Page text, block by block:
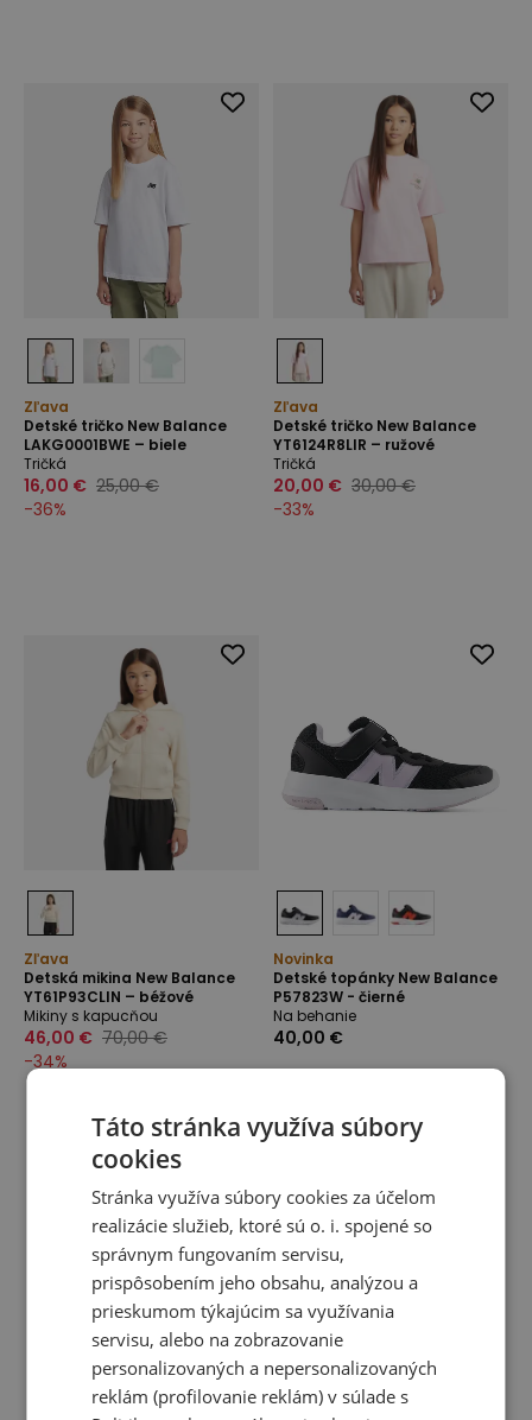
Zľava
Detské tričko New Balance
LAKG0001BWE – biele
Tričká
16,00 € 25,00 €
-36%
Zľava
Detské tričko New Balance
YT6124R8LIR – ružové
Tričká
20,00 € 30,00 €
-33%
Zľava
Detská mikina New Balance
YT61P93CLIN – béžové
Mikiny s kapucňou
46,00 € 70,00 €
-34%
Novinka
Detské topánky New Balance
P57823W - čierné
Na behanie
40,00 €
Táto stránka využíva súbory
cookies
Stránka využíva súbory cookies za účelom
realizácie služieb, ktoré sú o. i. spojené so
správnym fungovaním servisu,
prispôsobením jeho obsahu, analýzou a
prieskumom týkajúcim sa využívania
servisu, alebo na zobrazovanie
personalizovaných a nepersonalizovaných
reklám (profilovanie reklám) v súlade s